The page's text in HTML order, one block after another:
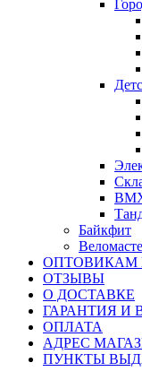
Байкфит
ОПТОВИКАМ
ОТЗЫВЫ
О ДОСТАВКЕ
ГАРАНТИЯ И
ОПЛАТА
АДРЕС
ПУНКТЫ